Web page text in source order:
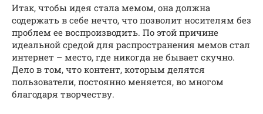
Итак, чтобы идея стала мемом, она должна
содержать в себе нечто, что позволит носителям без
проблем ее воспроизводить. По этой причине
идеальной средой для распространения мемов стал
интернет – место, где никогда не бывает скучно.
Дело в том, что контент, которым делятся
пользователи, постоянно меняется, во многом
благодаря творчеству.